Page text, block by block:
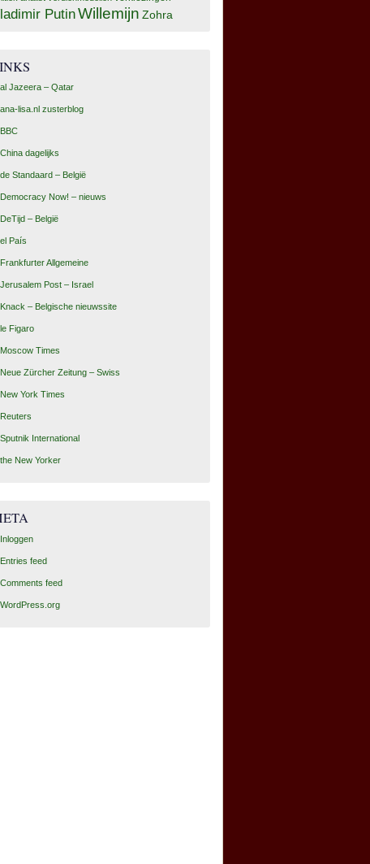
PutinWillemijn Zohra
al Jazeera – Qatar
ana-lisa.nl zusterblog
BBC
China dagelijks
de Standaard – België
Democracy Now! – nieuws
DeTijd – België
el País
Frankfurter Allgemeine
Jerusalem Post – Israel
Knack – Belgische nieuwssite
le Figaro
Moscow Times
Neue Zürcher Zeitung – Swiss
New York Times
Reuters
Sputnik International
the New Yorker
Inloggen
Entries feed
Comments feed
WordPress.org